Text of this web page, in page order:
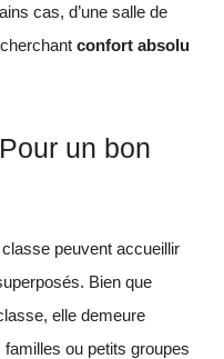
cas, d’une salle de
confort absolu
un bon
peuvent accueillir
Bien que
elle demeure
ou petits groupes